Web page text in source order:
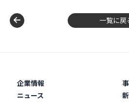
一覧に戻
企業情報
ニュース